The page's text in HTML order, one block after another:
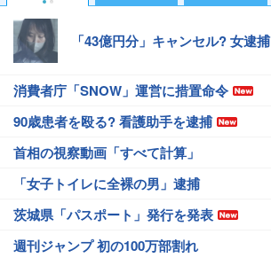
「43億円分」キャンセル? 女逮捕
消費者庁「SNOW」運営に措置命令
90歳患者を殴る? 看護助手を逮捕
首相の視察動画「すべて計算」
「女子トイレに全裸の男」逮捕
茨城県「パスポート」発行を発表
週刊ジャンプ 初の100万部割れ